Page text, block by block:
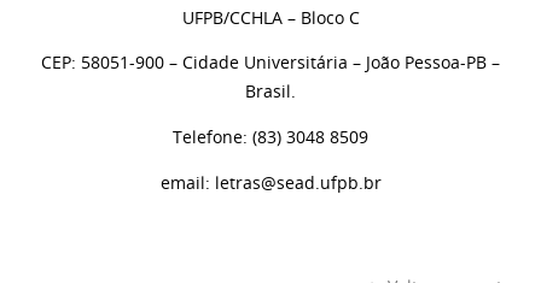
UFPB/CCHLA – Bloco C
CEP: 58051-900 – Cidade Universitária – João Pessoa-PB –
Brasil.
Telefone: (83) 3048 8509
email: letras@sead.ufpb.br